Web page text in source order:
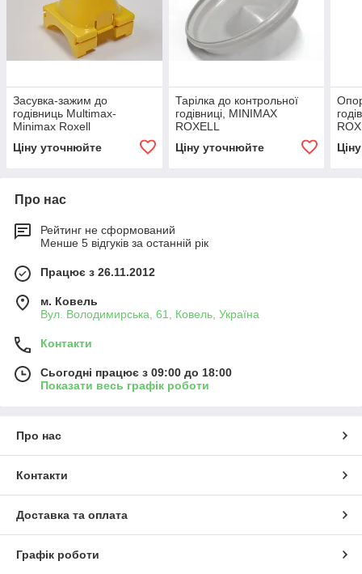
Засувка-зажим до
годівниць Multimax-
Minimax Roxell
Ціну уточнюйте
Тарілка до контрольної
годівниці, MINIMAX
ROXELL
Ціну уточнюйте
Про нас
Рейтинг не сформований
Менше 5 відгуків за останній рік
Працює з 26.11.2012
м. Ковель
Вул. Володимирська, 61, Ковель, Україна
Контакти
Сьогодні працює з 09:00 до 18:00
Показати весь графік роботи
Про нас
Контакти
Доставка та оплата
Графік роботи